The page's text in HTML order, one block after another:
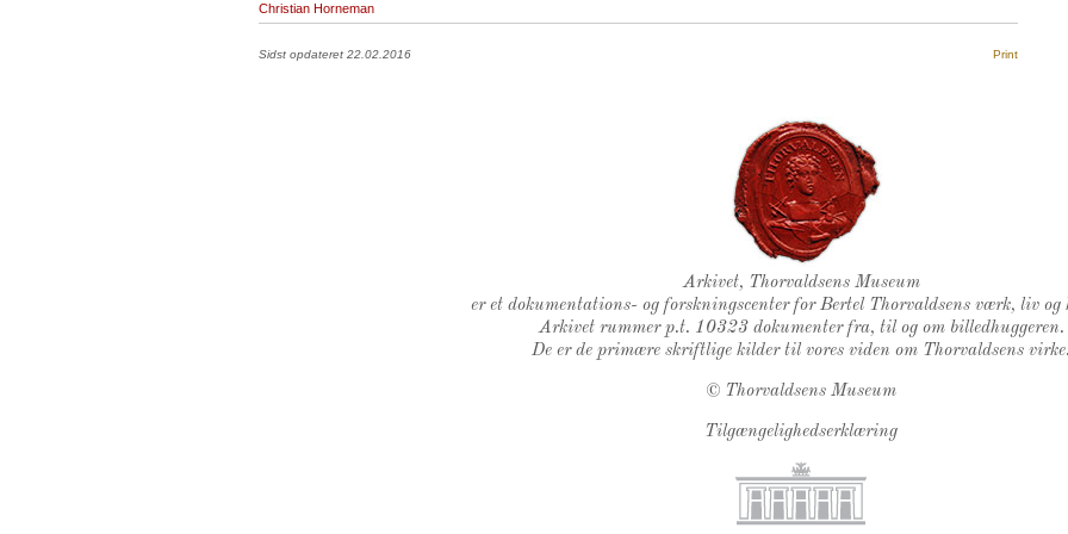
Christian Horneman
Sidst opdateret 22.02.2016 Print
Thorvaldsens Segl
Arkivet, Thorvaldsens Museum
er et dokumentations- og forskningscenter for Bertel Thorvaldsens værk, liv og
Arkivet rummer p.t. 10323 dokumenter fra, til og om billedhuggeren.
De er de primære skriftlige kilder til vores viden om Thorvaldsens virke.
© Thorvaldsens Museum
Tilgængelighedserklæring